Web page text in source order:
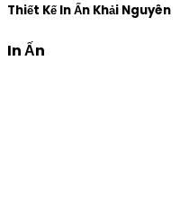
Thiết Kế In Ấn Khải Nguyên
In Ấn